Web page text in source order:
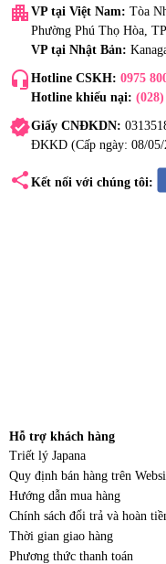
apartment VP tại Việt Nam: Tòa
Phường Phú Thọ Hòa,
VP tại Nhật Bản:
headset_mic Hotline CSKH: 0975
Hotline khiếu nại: (028)
verifiedGiấy CNĐKDN:
ĐKKD (Cấp ngày: 08/05/
share Kết nối với chúng tôi:
Hỗ trợ khách hàng
Triết lý Japana
Quy định bán hàng trên
Hướng dẫn mua hàng
Chính sách đổi trả và hoàn
Thời gian giao hàng
Phương thức thanh toán